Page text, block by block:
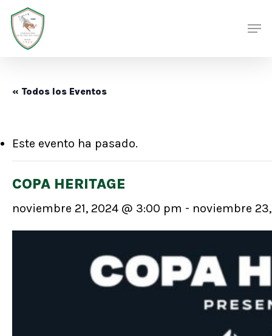
Skip
main
« Todos los Eventos
Este evento ha pasado.
COPA HERITAGE
noviembre 21, 2024 @ 3:00 pm - noviembre